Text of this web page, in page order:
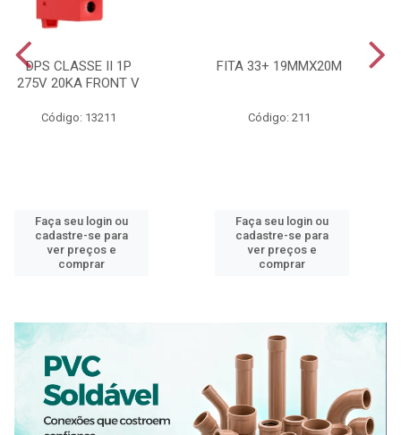
DPS CLASSE II 1P
275V 20KA FRONT V
Código: 13211
Faça seu login ou
cadastre-se para
ver preços e
comprar
FITA 33+ 19MMX20M
Código: 211
Faça seu login ou
cadastre-se para
ver preços e
comprar